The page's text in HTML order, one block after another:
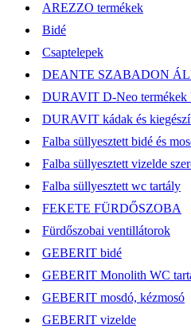
AREZZO termékek
Bidé
Csaptelepek
DEANTE SZABADON
DURAVIT D-Neo termékek
DURAVIT kádak és
Falba süllyesztett bidé és
Falba süllyesztett vizelde
Falba süllyesztett wc tartály
FEKETE FÜRDŐSZOBA
Fürdőszobai ventillátorok
GEBERIT bidé
GEBERIT Monolith WC
GEBERIT mosdó, kézmosó
GEBERIT vizelde